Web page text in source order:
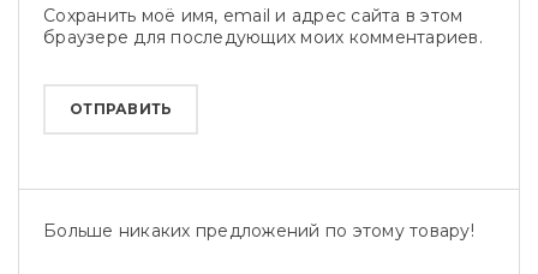
Сохранить моё имя, email и адрес сайта в этом
браузере для последующих моих комментариев.
Больше никаких предложений по этому товару!